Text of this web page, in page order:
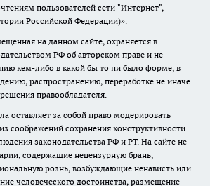
пользователей сети "Интернет",
Российской Федерации)».
на данном сайте, охраняется в
РФ об авторском праве и не
кем-либо в какой бы то ни было форме, в
распространению, переработке не иначе
правообладателя.
оставляет за собой право модерировать
соображений сохранения конструктивности
законодательства РФ и РТ. На сайте не
содержащие нецензурную брань,
рознь, возбуждающие ненависть или
человеческого достоинства, размещение